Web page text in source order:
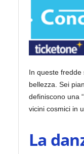
In queste fredde
bellezza. Sei
definiscono una
vicini cosmici in
La